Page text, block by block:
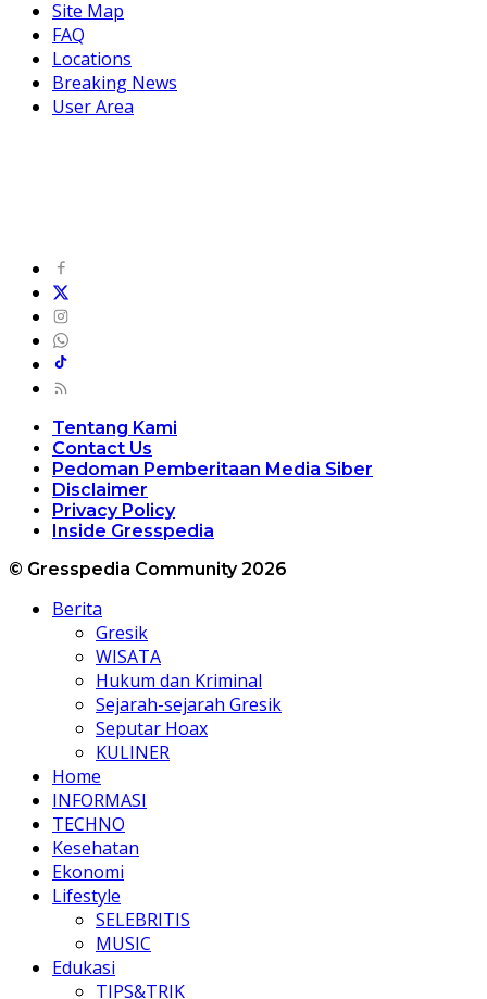
Site Map
FAQ
Locations
Breaking News
User Area
Tentang Kami
Contact Us
Pedoman Pemberitaan Media Siber
Disclaimer
Privacy Policy
Inside Gresspedia
© Gresspedia Community 2026
Berita
Gresik
WISATA
Hukum dan Kriminal
Sejarah-sejarah Gresik
Seputar Hoax
KULINER
Home
INFORMASI
TECHNO
Kesehatan
Ekonomi
Lifestyle
SELEBRITIS
MUSIC
Edukasi
TIPS&TRIK